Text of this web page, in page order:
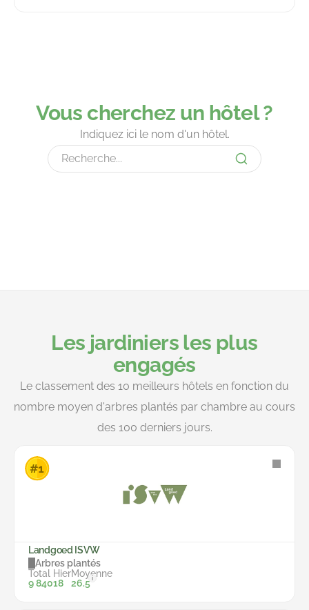
Vous cherchez un hôtel ?
Indiquez ici le nom d'un hôtel.
Les jardiniers les plus
engagés
Le classement des 10 meilleurs hôtels en fonction du
nombre moyen d'arbres plantés par chambre au cours
des 100 derniers jours.
Landgoed ISVW
Arbres plantés
Total
9 840
Hier
18
Moyenne
26.5 i